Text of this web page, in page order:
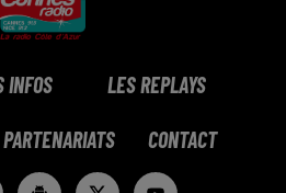
INFOS LES REPLAYS
CONTACT